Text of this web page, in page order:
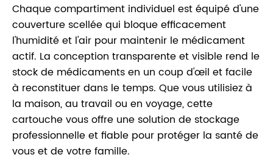
Chaque compartiment individuel est équipé d'une
couverture scellée qui bloque efficacement
l'humidité et l'air pour maintenir le médicament
actif. La conception transparente et visible rend le
stock de médicaments en un coup d'œil et facile
à reconstituer dans le temps. Que vous utilisiez à
la maison, au travail ou en voyage, cette
cartouche vous offre une solution de stockage
professionnelle et fiable pour protéger la santé de
vous et de votre famille.